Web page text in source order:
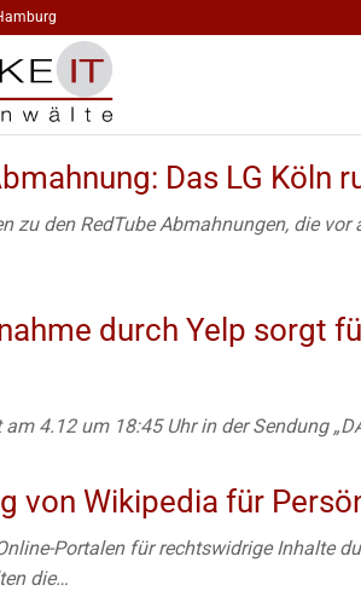
FÜR
MEDIEN | DR.
LODIGKEIT
Markenrecht
Das LG Köln
zu den RedTube Abmahnungen, die
durch Yelp sorgt
am 4.12 um 18:45 Uhr in der Sendung
von Wikipedia für
Portalen für rechtswidrige Inhalte
die…